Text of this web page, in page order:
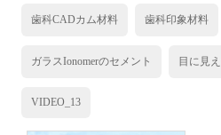
歯科CADカム材料 歯科印象材料
ガラスIonomerのセメント 目に見
VIDEO_13